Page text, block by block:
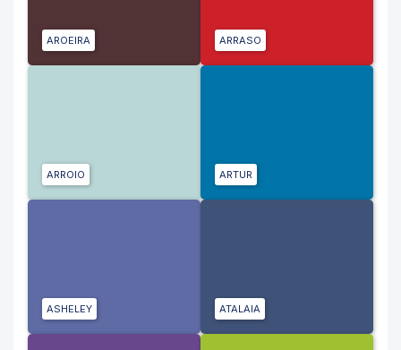
AROEIRA ARRASO
ARROIO ARTUR
ASHELEY ATALAIA